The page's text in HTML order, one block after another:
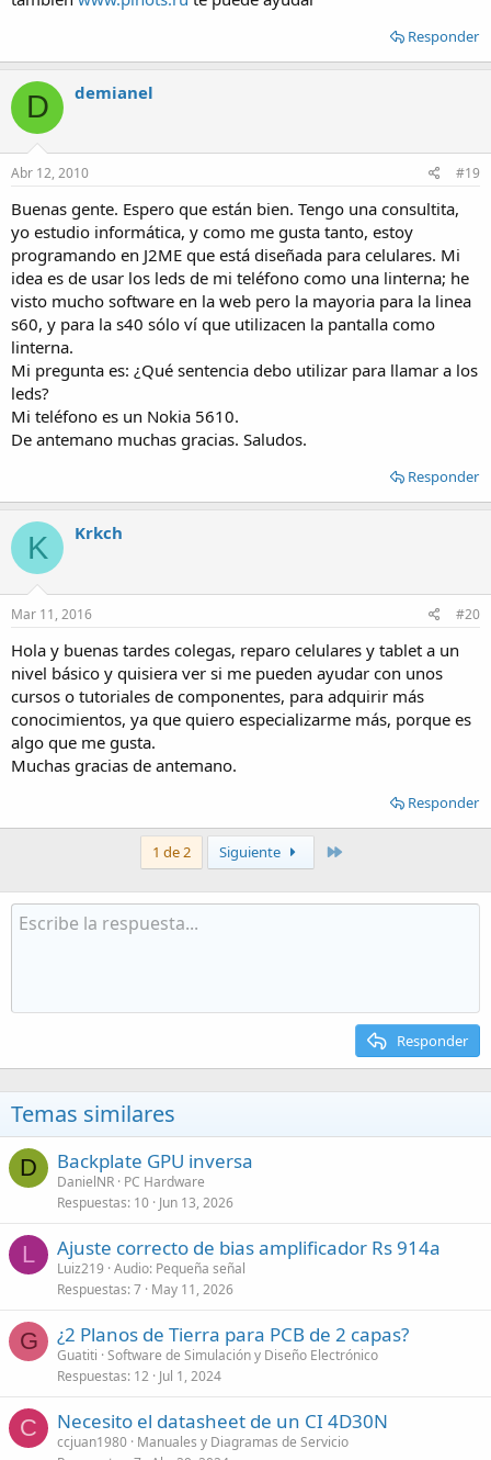
Responder
D demianel
Abr 12, 2010 #19
Buenas gente. Espero que están bien. Tengo una consultita,
yo estudio informática, y como me gusta tanto, estoy
programando en J2ME que está diseñada para celulares. Mi
idea es de usar los leds de mi teléfono como una linterna; he
visto mucho software en la web pero la mayoria para la linea
s60, y para la s40 sólo ví que utilizacen la pantalla como
linterna.
Mi pregunta es: ¿Qué sentencia debo utilizar para llamar a los
leds?
Mi teléfono es un Nokia 5610.
De antemano muchas gracias. Saludos.
Responder
K Krkch
Mar 11, 2016 #20
Hola y buenas tardes colegas, reparo celulares y tablet a un
nivel básico y quisiera ver si me pueden ayudar con unos
cursos o tutoriales de componentes, para adquirir más
conocimientos, ya que quiero especializarme más, porque es
algo que me gusta.
Muchas gracias de antemano.
Responder
1 de 2 Siguiente
Responder
Temas similares
D Backplate GPU inversa
DanielNR PC Hardware
Respuestas 10 Jun 13, 2026
L Ajuste correcto de bias amplificador Rs 914a
Luiz219 Audio: Pequeña señal
Respuestas 7 May 11, 2026
G ¿2 Planos de Tierra para PCB de 2 capas?
Guatiti Software de Simulación y Diseño Electrónico
Respuestas 12 Jul 1, 2024
C Necesito el datasheet de un CI 4D30N
ccjuan1980 Manuales y Diagramas de Servicio